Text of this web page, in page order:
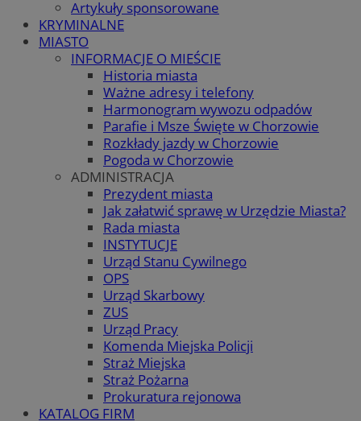
Artykuły sponsorowane
KRYMINALNE
MIASTO
INFORMACJE O MIEŚCIE
Historia miasta
Ważne adresy i telefony
Harmonogram wywozu odpadów
Parafie i Msze Święte w Chorzowie
Rozkłady jazdy w Chorzowie
Pogoda w Chorzowie
ADMINISTRACJA
Prezydent miasta
Jak załatwić sprawę w Urzędzie Miasta?
Rada miasta
INSTYTUCJE
Urząd Stanu Cywilnego
OPS
Urząd Skarbowy
ZUS
Urząd Pracy
Komenda Miejska Policji
Straż Miejska
Straż Pożarna
Prokuratura rejonowa
KATALOG FIRM